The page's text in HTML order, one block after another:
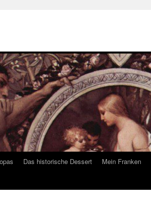
Das historische Dessert Mein Franken